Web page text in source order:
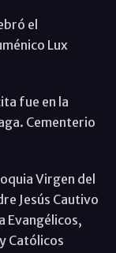
el
Lux
fue en la
Cementerio
Virgen del
Jesús Cautivo
Evangélicos,
Católicos